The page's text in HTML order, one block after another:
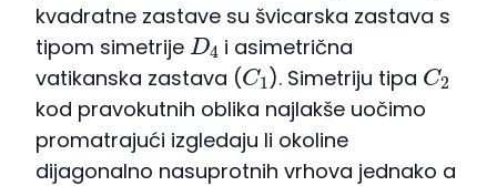
kvadratne zastave su švicarska zastava s
tipom simetrije
D4
i asimetrična
vatikanska zastava (
C1
). Simetriju tipa
C2
kod pravokutnih oblika najlakše uočimo
promatrajući izgledaju li okoline
dijagonalno nasuprotnih vrhova jednako a